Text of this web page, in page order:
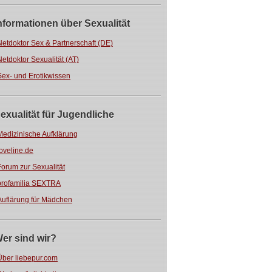
über Sexualität
Sex & Partnerschaft (DE)
Sexualität (AT)
und Erotikwissen
für Jugendliche
Aufklärung
zur Sexualität
SEXTRA
für Mädchen
sind wir?
liebepur.com